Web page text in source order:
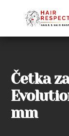
Četka
mm